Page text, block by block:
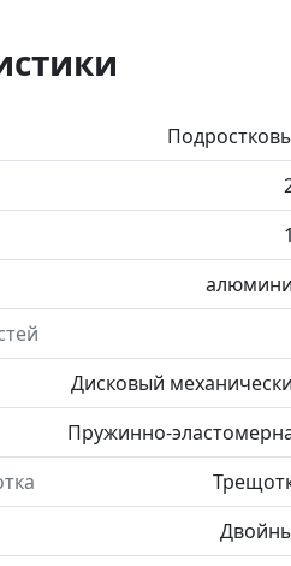
Дисковый
Пружинно-